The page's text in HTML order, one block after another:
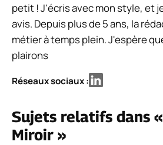
petit ! J'écris avec mon style, et
avis. Depuis plus de 5 ans, la
métier à temps plein. J'espère
plairons
Réseaux sociaux :
Sujets relatifs dans
Miroir »